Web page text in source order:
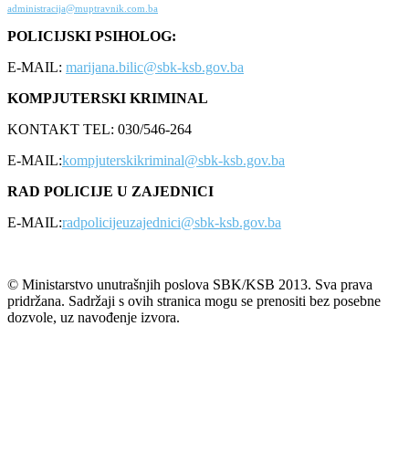
administracija@muptravnik.com.ba
POLICIJSKI PSIHOLOG:
E-MAIL: marijana.bilic@sbk-ksb.gov.ba
KOMPJUTERSKI KRIMINAL
KONTAKT TEL: 030/546-264
E-MAIL:kompjuterskikriminal@sbk-ksb.gov.ba
RAD POLICIJE U ZAJEDNICI
E-MAIL:radpolicijeuzajednici@sbk-ksb.gov.ba
© Ministarstvo unutrašnjih poslova SBK/KSB 2013. Sva prava
pridržana. Sadržaji s ovih stranica mogu se prenositi bez posebne
dozvole, uz navođenje izvora.